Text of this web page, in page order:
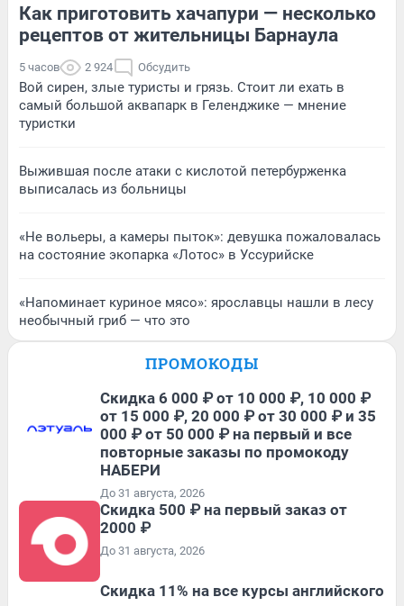
Как приготовить хачапури — несколько
рецептов от жительницы Барнаула
5 часов 2 924 Обсудить
Вой сирен, злые туристы и грязь. Стоит ли ехать в
самый большой аквапарк в Геленджике — мнение
туристки
Выжившая после атаки с кислотой петербурженка
выписалась из больницы
«Не вольеры, а камеры пыток»: девушка пожаловалась
на состояние экопарка «Лотос» в Уссурийске
«Напоминает куриное мясо»: ярославцы нашли в лесу
необычный гриб — что это
ПРОМОКОДЫ
Скидка 6 000 ₽ от 10 000 ₽, 10 000 ₽
от 15 000 ₽, 20 000 ₽ от 30 000 ₽ и 35
000 ₽ от 50 000 ₽ на первый и все
повторные заказы по промокоду
НАБЕРИ
До 31 августа, 2026
Скидка 500 ₽ на первый заказ от
2000 ₽
До 31 августа, 2026
Скидка 11% на все курсы английского